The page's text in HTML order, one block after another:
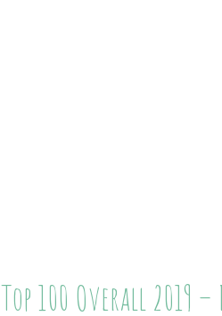
Top 100 Overall 2019